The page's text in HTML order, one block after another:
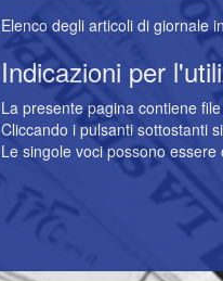
Elenco degli articoli di giornale
Indicazioni per
La presente pagina contiene
Cliccando i pulsanti sottostanti
Le singole voci possono